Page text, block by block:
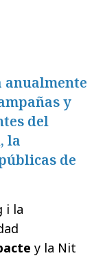
anualmente
y
del
la
de
i la
y la Nit